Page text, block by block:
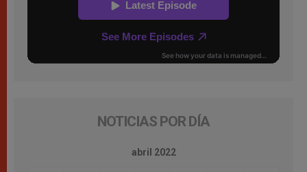
NOTICIAS POR DÍA
abril 2022